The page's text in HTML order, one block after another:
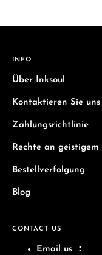
INFO
Über Inksoul
Kontaktieren Sie uns
Zahlungsrichtlinie
Rechte an geistigem
Bestellverfolgung
Blog
CONTACT US
Email us ：